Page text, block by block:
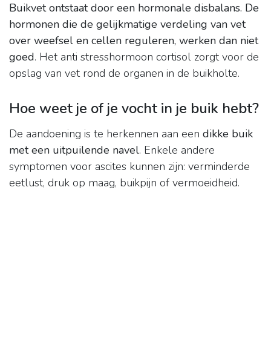
Buikvet ontstaat door een hormonale disbalans. De
hormonen die de gelijkmatige verdeling van vet
over weefsel en cellen reguleren, werken dan niet
goed. Het anti stresshormoon cortisol zorgt voor de
opslag van vet rond de organen in de buikholte.
Hoe weet je of je vocht in je buik hebt?
De aandoening is te herkennen aan een dikke buik
met een uitpuilende navel. Enkele andere
symptomen voor ascites kunnen zijn: verminderde
eetlust, druk op maag, buikpijn of vermoeidheid.